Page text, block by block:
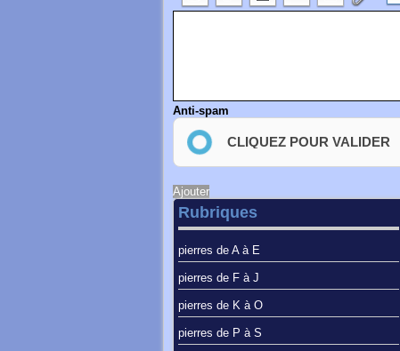
Anti-spam
CLIQUEZ POUR VALIDER
Rubriques
pierres de A à E
pierres de F à J
pierres de K à O
pierres de P à S